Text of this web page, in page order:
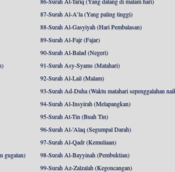
gugatan)
87-Surah Al-A’la (Yang paling tinggi)
88-Surah Al-Gasyiyah (Hari Pembalasan)
89-Surah Al-Fajr (Fajar)
90-Surah Al-Balad (Negeri)
91-Surah Asy-Syams (Matahari)
92-Surah Al-Lail (Malam)
93-Surah Ad-Duha (Waktu matahari sepenggalahan
94-Surah Al-Insyirah (Melapangkan)
95-Surah At-Tin (Buah Tin)
96-Surah Al-'Alaq (Segumpal Darah)
97-Surah Al-Qadr (Kemuliaan)
98-Surah Al-Bayyinah (Pembuktian)
99-Surah Az-Zalzalah (Kegoncangan)